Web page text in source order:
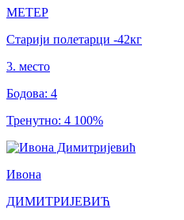
МЕТЕР
Старији полетарци -42кг
3. место
Бодова: 4
Тренутно: 4 100%
Ивона
ДИМИТРИЈЕВИЋ